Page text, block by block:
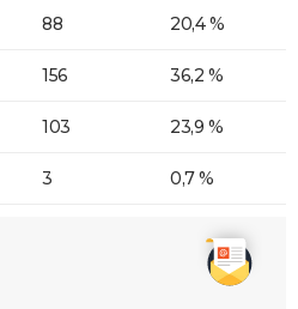
88 20,4 %
156 36,2 %
103 23,9 %
3 0,7 %